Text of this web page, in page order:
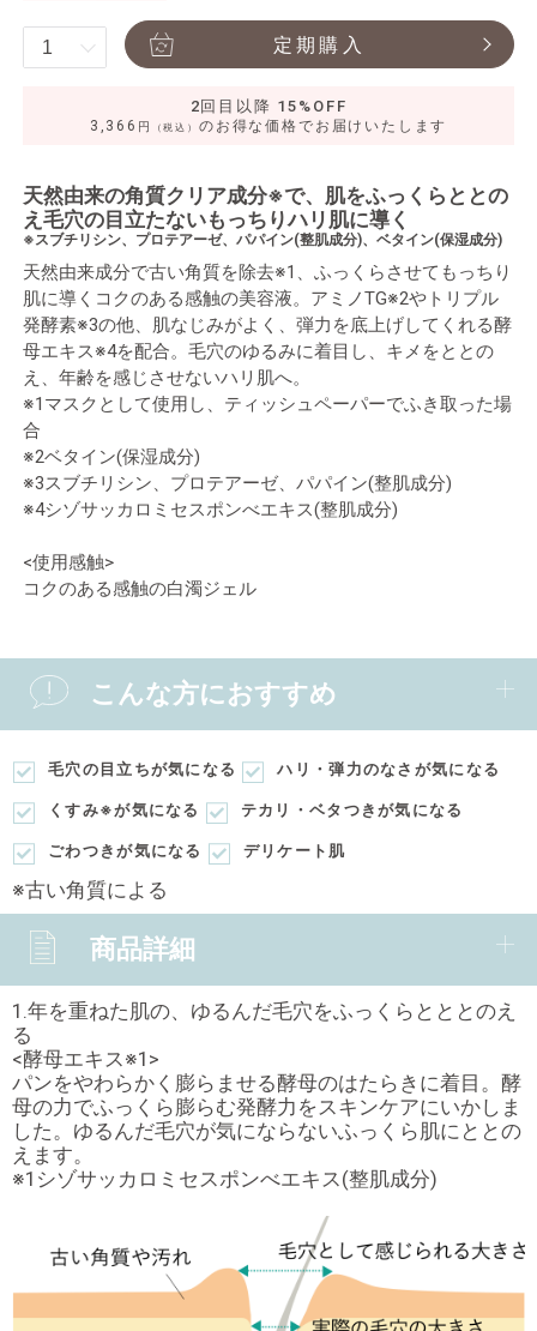
定期購入
2回目以降 15%OFF
3,366 円 （税込） のお得な価格でお届けいたします
天然由来の角質クリア成分※で、肌をふっくらととの
え毛穴の目立たないもっちりハリ肌に導く
※スブチリシン、プロテアーゼ、パパイン(整肌成分)、ベタイン(保湿成分)
天然由来成分で古い角質を除去※1、ふっくらさせてもっちり
肌に導くコクのある感触の美容液。アミノTG※2やトリプル
発酵素※3の他、肌なじみがよく、弾力を底上げしてくれる酵
母エキス※4を配合。毛穴のゆるみに着目し、キメをととの
え、年齢を感じさせないハリ肌へ。
※1マスクとして使用し、ティッシュペーパーでふき取った場
合
※2ベタイン(保湿成分)
※3スブチリシン、プロテアーゼ、パパイン(整肌成分)
※4シゾサッカロミセスポンべエキス(整肌成分)
<使用感触>
コクのある感触の白濁ジェル
こんな方におすすめ
毛穴の目立ちが気になる ハリ・弾力のなさが気になる
くすみ※が気になる テカリ・ベタつきが気になる
ごわつきが気になる デリケート肌
※古い角質による
商品詳細
1.年を重ねた肌の、ゆるんだ毛穴をふっくらとととのえ
る
<酵母エキス※1>
パンをやわらかく膨らませる酵母のはたらきに着目。酵
母の力でふっくら膨らむ発酵力をスキンケアにいかしま
した。ゆるんだ毛穴が気にならないふっくら肌にととの
えます。
※1シゾサッカロミセスポンべエキス(整肌成分)